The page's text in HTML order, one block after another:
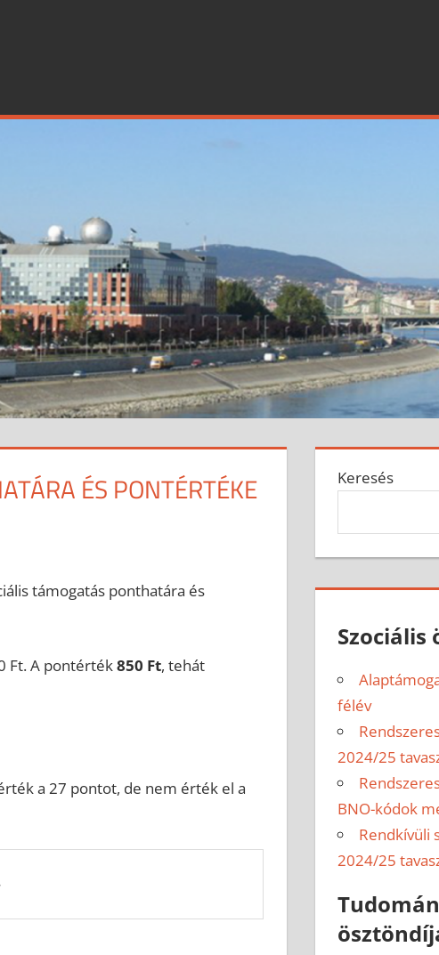
ÉS PONTÉRTÉKE
támogatás ponthatára és
Ft. A pontérték850 Ft, tehát
a 27 pontot, de nem érték el a
Keresés
Szociális
félév
2024/25
BNO-kódok
Rendkívüli
2024/25